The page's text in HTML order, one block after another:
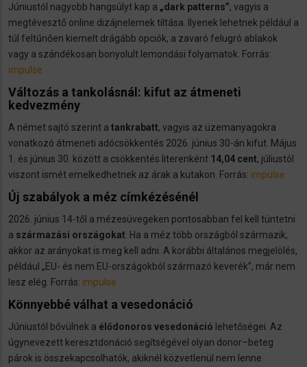
Júniustól nagyobb hangsúlyt kap a „dark patterns”, vagyis a
megtévesztő online dizájnelemek tiltása. Ilyenek lehetnek például a
túl feltűnően kiemelt drágább opciók, a zavaró felugró ablakok
vagy a szándékosan bonyolult lemondási folyamatok. Forrás:
impulse
Változás a tankolásnál: kifut az átmeneti
kedvezmény
A német sajtó szerint a tankrabatt, vagyis az üzemanyagokra
vonatkozó átmeneti adócsökkentés 2026. június 30-án kifut. Május
1. és június 30. között a csökkentés literenként 14,04 cent, júliustól
viszont ismét emelkedhetnek az árak a kutakon. Forrás: impulse
Új szabályok a méz címkézésénél
2026. június 14-től a mézesüvegeken pontosabban fel kell tüntetni
a származási országokat . Ha a méz több országból származik,
akkor az arányokat is meg kell adni. A korábbi általános megjelölés,
például „EU- és nem EU-országokból származó keverék”, már nem
lesz elég. Forrás: impulse
Könnyebbé válhat a vesedonáció
Júniustól bővülnek a élődonoros vesedonáció lehetőségei. Az
úgynevezett keresztdonáció segítségével olyan donor–beteg
párok is összekapcsolhatók, akiknél közvetlenül nem lenne